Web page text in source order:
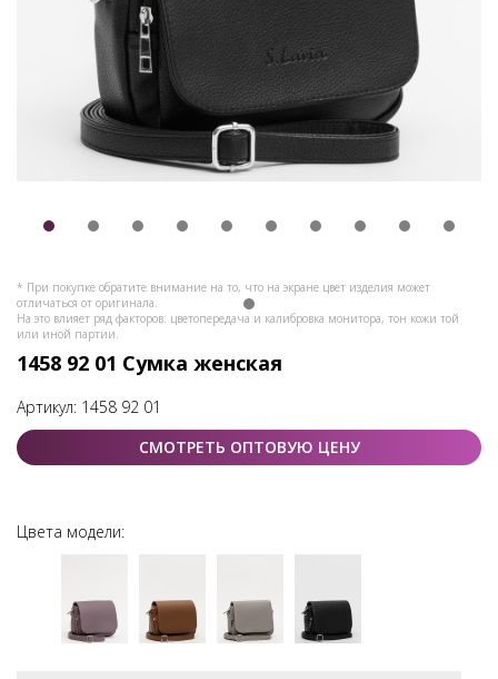
* При покупке обратите внимание на то, что на экране цвет изделия может
отличаться от оригинала.
На это влияет ряд факторов: цветопередача и калибровка монитора, тон кожи той
или иной партии.
1458 92 01 Сумка женская
Артикул: 1458 92 01
СМОТРЕТЬ ОПТОВУЮ ЦЕНУ
Цвета модели: